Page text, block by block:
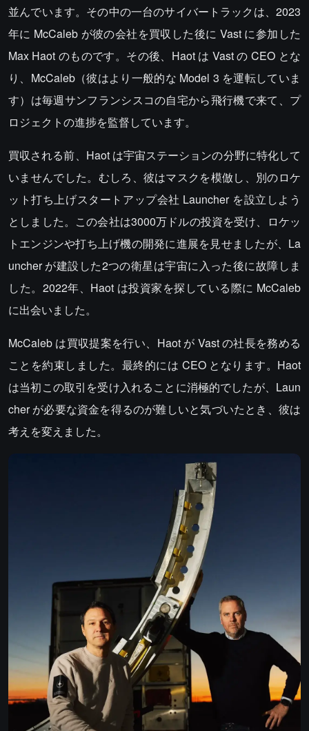
並んでいます。その中の一台のサイバートラックは、2023
年に McCaleb が彼の会社を買収した後に Vast に参加した
Max Haot のものです。その後、Haot は Vast の CEO とな
り、McCaleb（彼はより一般的な Model 3 を運転していま
す）は毎週サンフランシスコの自宅から飛行機で来て、プ
ロジェクトの進捗を監督しています。
買収される前、Haot は宇宙ステーションの分野に特化して
いませんでした。むしろ、彼はマスクを模倣し、別のロケ
ット打ち上げスタートアップ会社 Launcher を設立しよう
としました。この会社は3000万ドルの投資を受け、ロケッ
トエンジンや打ち上げ機の開発に進展を見せましたが、La
uncher が建設した2つの衛星は宇宙に入った後に故障しま
した。2022年、Haot は投資家を探している際に McCaleb
に出会いました。
McCaleb は買収提案を行い、Haot が Vast の社長を務める
ことを約束しました。最終的には CEO となります。Haot
は当初この取引を受け入れることに消極的でしたが、Laun
cher が必要な資金を得るのが難しいと気づいたとき、彼は
考えを変えました。